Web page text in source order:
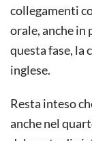
collegamenti
orale, anche in
questa fase, la
inglese.
Resta inteso
anche nel